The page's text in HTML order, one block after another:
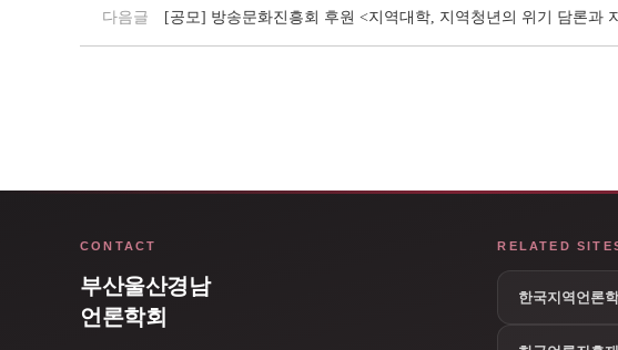
다음글 [공모] 방송문화진흥회 후원 <지역대학, 지역청년의 위기 담론과
CONTACT
부산울산경남
언론학회
RELATED
한국지역언론